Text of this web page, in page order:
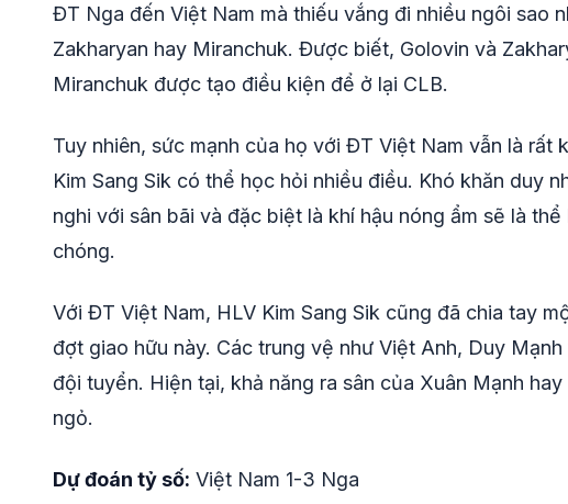
ĐT Nga đến Việt Nam mà thiếu vắng đi nhiều ngôi sao
Zakharyan hay Miranchuk. Được biết, Golovin và
Miranchuk được tạo điều kiện để ở lại CLB.
Tuy nhiên, sức mạnh của họ với ĐT Việt Nam vẫn là
Kim Sang Sik có thể học hỏi nhiều điều. Khó khăn duy
nghi với sân bãi và đặc biệt là khí hậu nóng ẩm sẽ là
chóng.
Với ĐT Việt Nam, HLV Kim Sang Sik cũng đã chia tay
đợt giao hữu này. Các trung vệ như Việt Anh, Duy
đội tuyển. Hiện tại, khả năng ra sân của Xuân Mạnh
ngỏ.
Dự đoán tỷ số: Việt Nam 1-3 Nga